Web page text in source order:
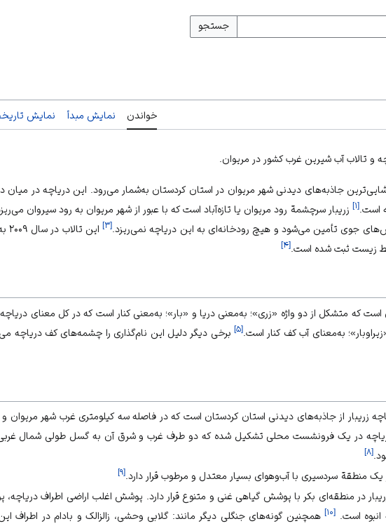
جستجو
خواندن نمایش مبدأ نمایش
و تالاب آب شیرین غرب کشور در مریوان.
جاذبه‌های دیدنی شهر مریوان در استانکردستان به‌شمار می‌رود. این دریاچه در میان
است. [۱] زریبار سر‌‌چشمة رود‌ مریوان یا تازه‌آباد است که با عبور از شهر مریوان به رود سیروان
جوی تأمین می‌شود و هیچ رودخانه‌ای به این دریاچه نمی‌ریزد. [۳]
زیست ثبت شده است. [۴]
است که متشکل از دو واژه «زری»؛ به‌معنی دریا و‌ «بار»؛ به‌معنی کنار است که در کل معنای
به‌معنای آب کف کنار است.[۵]برخی دیگر دلیل این نام‌گذاری را چشمه‌های کف دریاچه
زریبار از جاذبه‌های دیدنی استانکردستان است که در فاصله سه کیلومتری غرب شهر مریوان و
در یک فرو‌نشست محلی تشکیل شده که دو طرف غرب و شرق آن به گسل طولی شمال
[۸]
یک منطقة سردسیری با آب‌و‌هوای بسیار معتدل و مرطوب قرار دارد. [۹]
در منطقه‌ای بکر با پوشش گیاهی غنی و متنوع قرار دارد. پوشش اغلب اراضی اطراف دریاچه،
است. [۱۰]همچنین گونه‌های جنگلی دیگر مانند: گلابی وحشی، زالزالک و بادام در اطراف